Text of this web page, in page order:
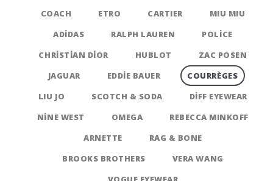
COACH
ETRO CARTIER
MIU MIU
ADIDAS
RALPH LAUREN
POLICE
CHRISTIAN DIOR
HUBLOT
ZAC POSEN
JAGUAR
EDDIE BAUER
COURRÈGES
LIU JO
SCOTCH & SODA
DIFF EYEWEAR
NINE WEST
OMEGA
REBECCA MINKOFF
ARNETTE
RAG & BONE
BROOKS BROTHERS
VERA WANG